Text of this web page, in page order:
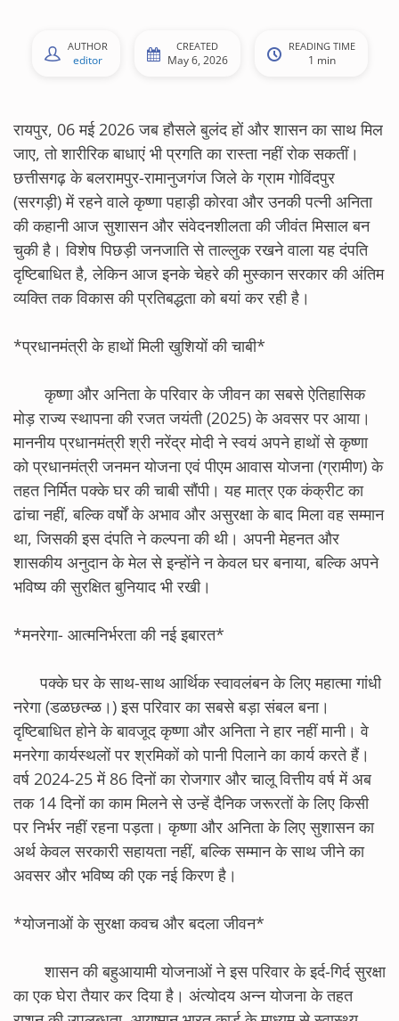
AUTHOR
editor
CREATED
May 6, 2026
READING TIME
1 min
रायपुर, 06 मई 2026 जब हौसले बुलंद हों और शासन का साथ मिल
जाए, तो शारीरिक बाधाएं भी प्रगति का रास्ता नहीं रोक सकतीं।
छत्तीसगढ़ के बलरामपुर-रामानुजगंज जिले के ग्राम गोविंदपुर
(सरगड़ी) में रहने वाले कृष्णा पहाड़ी कोरवा और उनकी पत्नी अनिता
की कहानी आज सुशासन और संवेदनशीलता की जीवंत मिसाल बन
चुकी है। विशेष पिछड़ी जनजाति से ताल्लुक रखने वाला यह दंपति
दृष्टिबाधित है, लेकिन आज इनके चेहरे की मुस्कान सरकार की अंतिम
व्यक्ति तक विकास की प्रतिबद्धता को बयां कर रही है।
*प्रधानमंत्री के हाथों मिली खुशियों की चाबी*
कृष्णा और अनिता के परिवार के जीवन का सबसे ऐतिहासिक
मोड़ राज्य स्थापना की रजत जयंती (2025) के अवसर पर आया।
माननीय प्रधानमंत्री श्री नरेंद्र मोदी ने स्वयं अपने हाथों से कृष्णा
को प्रधानमंत्री जनमन योजना एवं पीएम आवास योजना (ग्रामीण) के
तहत निर्मित पक्के घर की चाबी सौंपी। यह मात्र एक कंक्रीट का
ढांचा नहीं, बल्कि वर्षों के अभाव और असुरक्षा के बाद मिला वह सम्मान
था, जिसकी इस दंपति ने कल्पना की थी। अपनी मेहनत और
शासकीय अनुदान के मेल से इन्होंने न केवल घर बनाया, बल्कि अपने
भविष्य की सुरक्षित बुनियाद भी रखी।
*मनरेगा- आत्मनिर्भरता की नई इबारत*
पक्के घर के साथ-साथ आर्थिक स्वावलंबन के लिए महात्मा गांधी
नरेगा (डळछत्म्ळ।) इस परिवार का सबसे बड़ा संबल बना।
दृष्टिबाधित होने के बावजूद कृष्णा और अनिता ने हार नहीं मानी। वे
मनरेगा कार्यस्थलों पर श्रमिकों को पानी पिलाने का कार्य करते हैं।
वर्ष 2024-25 में 86 दिनों का रोजगार और चालू वित्तीय वर्ष में अब
तक 14 दिनों का काम मिलने से उन्हें दैनिक जरूरतों के लिए किसी
पर निर्भर नहीं रहना पड़ता। कृष्णा और अनिता के लिए सुशासन का
अर्थ केवल सरकारी सहायता नहीं, बल्कि सम्मान के साथ जीने का
अवसर और भविष्य की एक नई किरण है।
*योजनाओं के सुरक्षा कवच और बदला जीवन*
शासन की बहुआयामी योजनाओं ने इस परिवार के इर्द-गिर्द सुरक्षा
का एक घेरा तैयार कर दिया है। अंत्योदय अन्न योजना के तहत